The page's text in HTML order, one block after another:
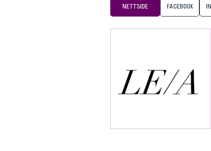
NETTSIDE FACEBOOK